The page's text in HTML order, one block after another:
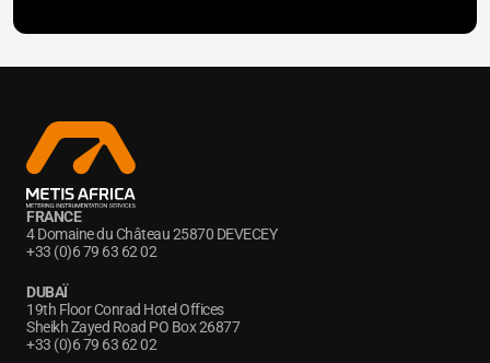
FRANCE
4 Domaine du Château 25870 DEVECEY
+33 (0)6 79 63 62 02
DUBAÏ
19th Floor Conrad Hotel Offices
Sheikh Zayed Road PO Box 26877
+33 (0)6 79 63 62 02